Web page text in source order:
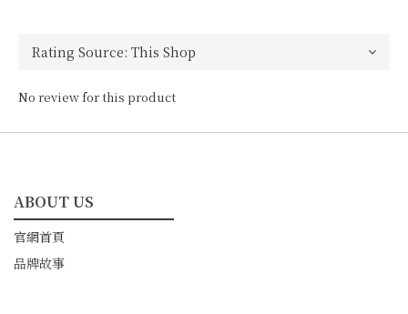
No review for this product
ABOUT US
━━━━━━━━━━━
官網首頁
品牌故事